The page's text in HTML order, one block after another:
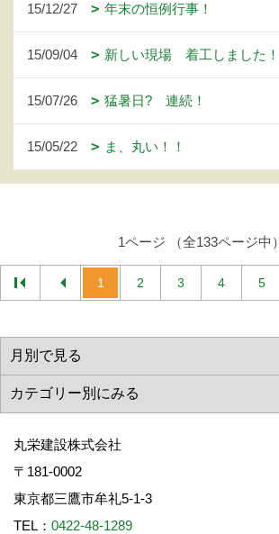
15/12/27 年末の恒例行事！
15/09/04 新しい現場 着工しました！
15/07/26 猛暑日? 連続！
15/05/22 ま、丸い！！
1ページ （全133ページ中）
1 2 3 4 5
丸栄建設株式会社
〒181-0002
東京都三鷹市牟礼5-1-3
TEL： 0422-48-1289